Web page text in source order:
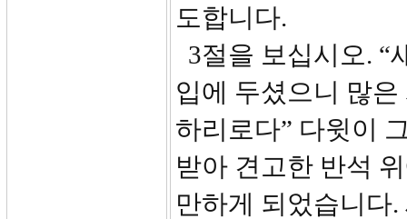
도합니다.
3절을 보십시오. “
입에 두셨으니 많
하리로다” 다윗이
받아 견고한 반석
만하게 되었습니다